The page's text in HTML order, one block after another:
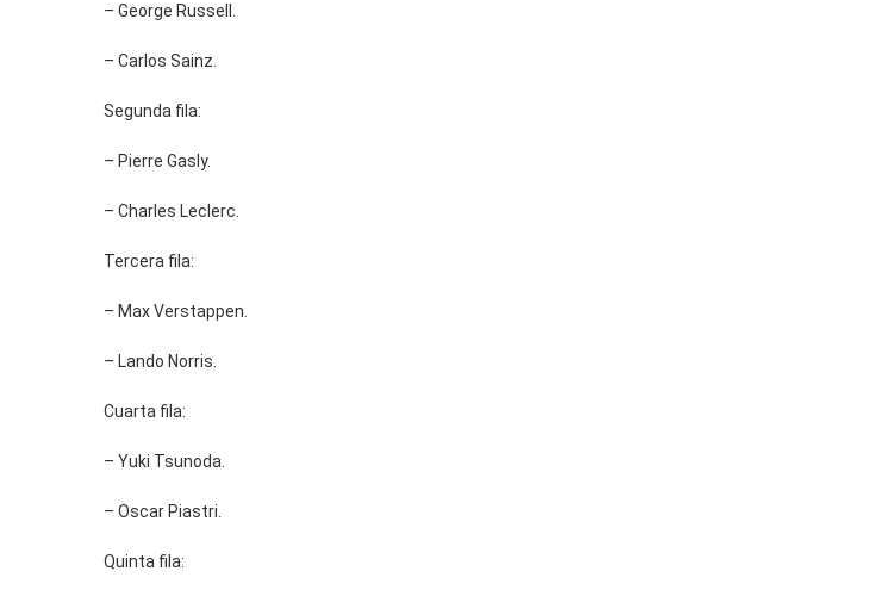
– George Russell.
– Carlos Sainz.
Segunda fila:
– Pierre Gasly.
– Charles Leclerc.
Tercera fila:
– Max Verstappen.
– Lando Norris.
Cuarta fila:
– Yuki Tsunoda.
– Oscar Piastri.
Quinta fila: